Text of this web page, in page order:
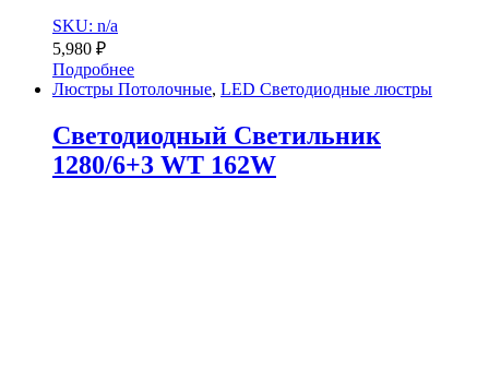
SKU: n/a
5,980 ₽
Подробнее
Люстры Потолочные, LED Светодиодные люстры
Светодиодный Светильник
1280/6+3 WT 162W